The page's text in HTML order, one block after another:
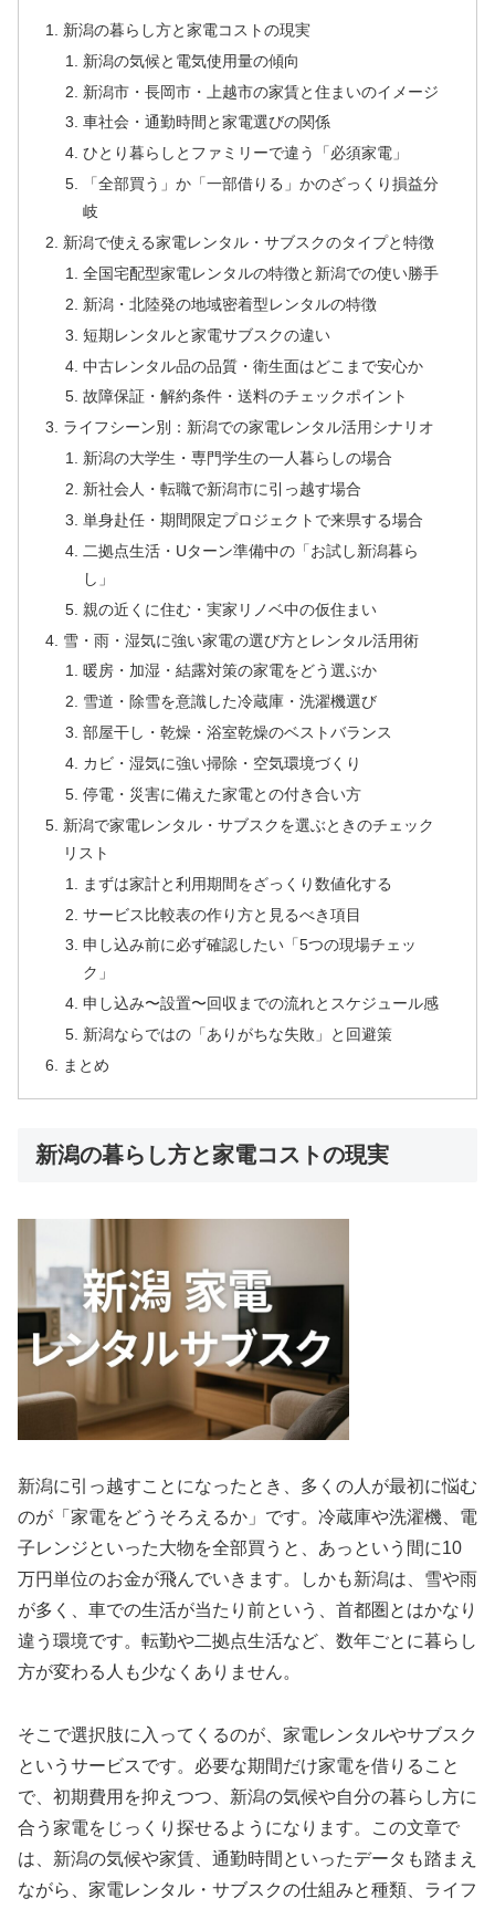
新潟の暮らし方と家電コストの現実
新潟の気候と電気使用量の傾向
新潟市・長岡市・上越市の家賃と住まいのイメージ
車社会・通勤時間と家電選びの関係
ひとり暮らしとファミリーで違う「必須家電」
「全部買う」か「一部借りる」かのざっくり損益分
岐
新潟で使える家電レンタル・サブスクのタイプと特徴
全国宅配型家電レンタルの特徴と新潟での使い勝手
新潟・北陸発の地域密着型レンタルの特徴
短期レンタルと家電サブスクの違い
中古レンタル品の品質・衛生面はどこまで安心か
故障保証・解約条件・送料のチェックポイント
ライフシーン別：新潟での家電レンタル活用シナリオ
新潟の大学生・専門学生の一人暮らしの場合
新社会人・転職で新潟市に引っ越す場合
単身赴任・期間限定プロジェクトで来県する場合
二拠点生活・Uターン準備中の「お試し新潟暮ら
し」
親の近くに住む・実家リノベ中の仮住まい
雪・雨・湿気に強い家電の選び方とレンタル活用術
暖房・加湿・結露対策の家電をどう選ぶか
雪道・除雪を意識した冷蔵庫・洗濯機選び
部屋干し・乾燥・浴室乾燥のベストバランス
カビ・湿気に強い掃除・空気環境づくり
停電・災害に備えた家電との付き合い方
新潟で家電レンタル・サブスクを選ぶときのチェック
リスト
まずは家計と利用期間をざっくり数値化する
サービス比較表の作り方と見るべき項目
申し込み前に必ず確認したい「5つの現場チェッ
ク」
申し込み〜設置〜回収までの流れとスケジュール感
新潟ならではの「ありがちな失敗」と回避策
まとめ
新潟の暮らし方と家電コストの現実
新潟に引っ越すことになったとき、多くの人が最初に悩む
のが「家電をどうそろえるか」です。冷蔵庫や洗濯機、電
子レンジといった大物を全部買うと、あっという間に10
万円単位のお金が飛んでいきます。しかも新潟は、雪や雨
が多く、車での生活が当たり前という、首都圏とはかなり
違う環境です。転勤や二拠点生活など、数年ごとに暮らし
方が変わる人も少なくありません。
そこで選択肢に入ってくるのが、家電レンタルやサブスク
というサービスです。必要な期間だけ家電を借りること
で、初期費用を抑えつつ、新潟の気候や自分の暮らし方に
合う家電をじっくり探せるようになります。この文章で
は、新潟の気候や家賃、通勤時間といったデータも踏まえ
ながら、家電レンタル・サブスクの仕組みと種類、ライフ